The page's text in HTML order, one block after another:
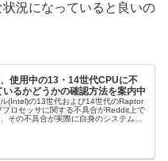
況になっていると良いの
使用中の13・14世代CPUに不
るかどうかの確認方法を案内中
(Intel)の13世代および14世代のRaptor
ロセッサに関する不具合がReddit上で
その不具合が実際に自身のシステムで